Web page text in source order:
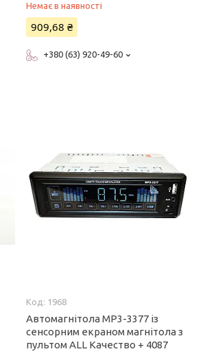
Немає в наявності
909,68 ₴
+380 (63) 920-49-60
1968
Автомагнітола MP3-3377 із
сенсорним екраном магнітола з
пультом ALL Качество + 4087